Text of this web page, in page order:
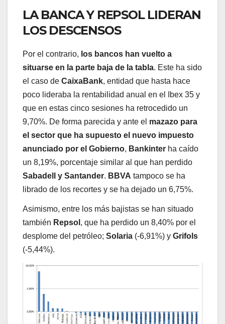
LA BANCA Y REPSOL LIDERAN
LOS DESCENSOS
Por el contrario, los bancos han vuelto a
situarse en la parte baja de la tabla. Este ha sido
el caso de CaixaBank, entidad que hasta hace
poco lideraba la rentabilidad anual en el Ibex 35 y
que en estas cinco sesiones ha retrocedido un
9,70%. De forma parecida y ante el mazazo para
el sector que ha supuesto el nuevo impuesto
anunciado por el Gobierno, Bankinter ha caído
un 8,19%, porcentaje similar al que han perdido
Sabadell y Santander. BBVA tampoco se ha
librado de los recortes y se ha dejado un 6,75%.
Asimismo, entre los más bajistas se han situado
también Repsol , que ha perdido un 8,40% por el
desplome del petróleo; Solaria (-6,91%) y Grifols
(-5,44%).